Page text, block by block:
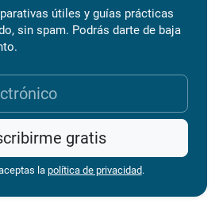
útiles y guías prácticas
sin spam. Podrás darte de baja
gratis
lapolítica de privacidad.